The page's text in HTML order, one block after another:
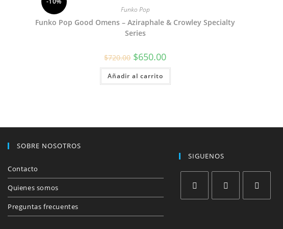
Funko Pop
Funko Pop Good Omens – Aziraphale & Crowley Specialty
Series
$720.00 El
precio
original
era:
$720.00.
$650.00El
actual
$650.00.
Añadir al carrito
SOBRE NOSOTROS
Contacto
Quienes somos
Preguntas frecuentes
SIGUENOS